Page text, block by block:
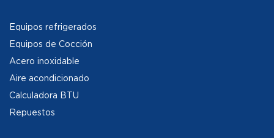
Equipos refrigerados
Equipos de Cocción
Acero inoxidable
Aire acondicionado
Calculadora BTU
Repuestos